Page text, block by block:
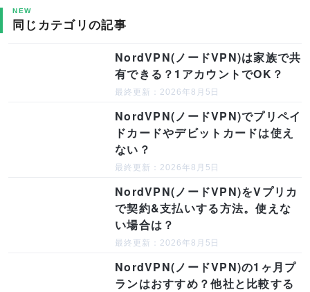
NEW
同じカテゴリの記事
NordVPN(ノードVPN)は家族で共
有できる？1アカウントでOK？
最終更新：2026年8月5日
NordVPN(ノードVPN)でプリペイ
ドカードやデビットカードは使え
ない？
最終更新：2026年8月5日
NordVPN(ノードVPN)をVプリカ
で契約&支払いする方法。使えな
い場合は？
最終更新：2026年8月5日
NordVPN(ノードVPN)の1ヶ月プ
ランはおすすめ？他社と比較する